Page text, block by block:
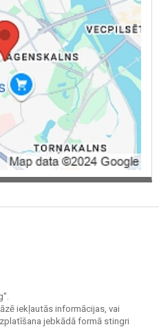
iekļautās informācijas, vai
jebkādā formā stingri